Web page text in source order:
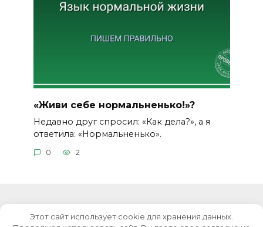
«Живи себе нормальненько!»?
Недавно друг спросил: «Как дела?», а я
ответила: «Нормальненько».
0 2
© 2026 Уроки русского языка
Этот сайт использует cookie для хранения данных.